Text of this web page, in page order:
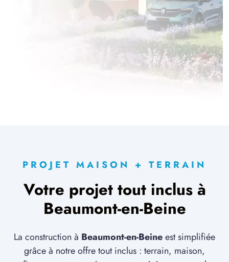
PROJET MAISON + TERRAIN
Votre projet tout inclus à
Beaumont-en-Beine
La construction à Beaumont-en-Beineest simplifiée
grâce à notre offre tout inclus : terrain, maison,